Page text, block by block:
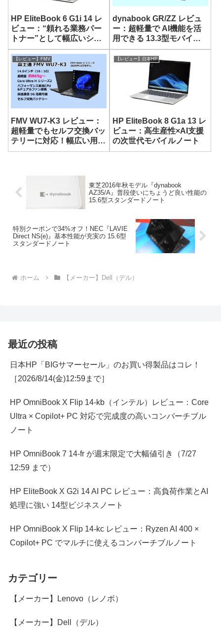
HP EliteBook 6 G1i 14 レ
ビュー：“頼れる業務パー
トナー”として幅広いシー
ンで活用できる 14型 AIモ
バイルノート
dynabook GR/ZZ レビュ
ー：超軽量で AI機能を活
用できる 13.3型モバイル
ノート
【レビュー】FMV
FMV WU7-K3 レビュー：
超軽量でもセルフ交換バッ
テリーに対応！幅広い用途
に使える14型モバイルノ
【レビュー】日本HP
HP EliteBook 8 G1a 13 レ
ビュー：高生産性×AI支援
の次世代モバイルノート
東芝2016年秋モデル『dynabook
AZ35/A』普段使いにちょうど良い性能の
15.6型スタンダードノート
特別クーポンで34%オフ！NEC『LAVIE
Direct NS(e)』基本性能が充実の 15.6型
スタンダードノート
ホーム 【メーカー】Dell（デル）
最近の投稿
日本HP「BIGサマーセール」のお買い得製品はコレ！
［2026/8/14(金)12:59まで］
HP OmniBook X Flip 14-kb（インテル）レビュー：Core
Ultra × Copilot+ PC 対応で完成度の高いコンバーチブル
ノート
HP OmniBook 7 14-fr が週末限定で大幅値引き（7/27
12:59 まで）
HP EliteBook X G2i 14 AI PC レビュー：高負荷作業とAI
処理に強い 14型ビジネスノート
HP OmniBook X Flip 14-kc レビュー：Ryzen AI 400 ×
Copilot+ PC でマルチに使えるコンバーチブルノート
カテゴリー
【メーカー】Lenovo（レノボ）
【メーカー】Dell（デル）